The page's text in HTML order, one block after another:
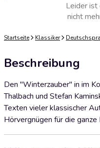
Leider ist
nicht
Startseite Klassiker
Beschreibung
Den "Winterzauber" in im
Thalbach und Stefan
Texten vieler klassischer
Hörvergnügen für die ganze